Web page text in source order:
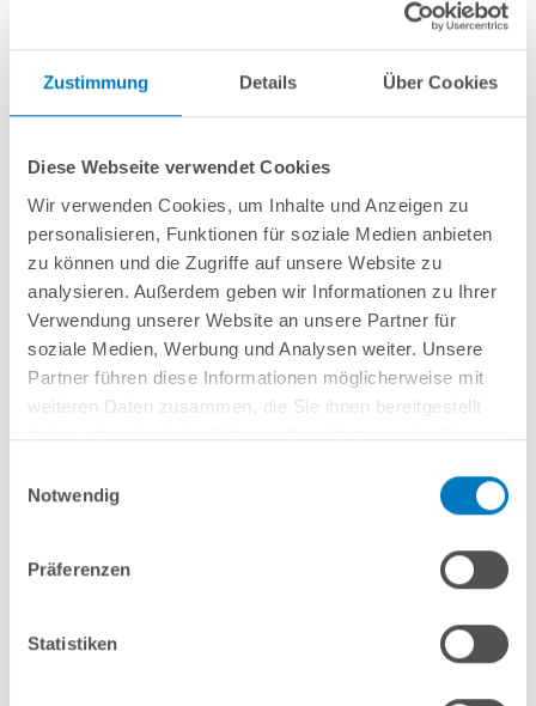
Zustimmung Details Über Cookies
Diese Webseite verwendet Cookies
Wir verwenden Cookies, um Inhalte und Anzeigen zu
personalisieren, Funktionen für soziale Medien anbieten
zu können und die Zugriffe auf unsere Website zu
analysieren. Außerdem geben wir Informationen zu Ihrer
Verwendung unserer Website an unsere Partner für
soziale Medien, Werbung und Analysen weiter. Unsere
Partner führen diese Informationen möglicherweise mit
weiteren Daten zusammen, die Sie ihnen bereitgestellt
Notwendig
Präferenzen
Statistiken
dem Marketingteam, um kreative Ideen für Kampagnen
oder neue Shop-Inhalte zu entwickeln
entfaltest dein individuelles Potential und hinterlässt
dadurch deinen persönlichen Fußabdruck
Das zeichnet dich aus:
Erfahrung:
Du hast eine abgeschlossene Ausbildung oder
alternativ Berufserfahrung im Bereich Grafikdesign /
Mediengestaltung o.ä.
Du zeigst Leidenschaft und Gespür für Grafik und
Wirkung von digitalen Gestaltungs- und Werbemaßnahmen
mit
eine eigenständige, strukturierte und lösungsorientierte
Handwerkszeug (Optional):
Gerne Erfahrung mit Shop-